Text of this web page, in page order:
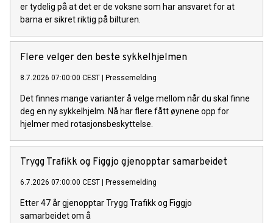
er tydelig på at det er de voksne som har ansvaret for at
barna er sikret riktig på bilturen.
Flere velger den beste sykkelhjelmen
8.7.2026 07:00:00 CEST Pressemelding
Det finnes mange varianter å velge mellom når du skal finne
deg en ny sykkelhjelm. Nå har flere fått øynene opp for
hjelmer med rotasjonsbeskyttelse.
Trygg Trafikk og Figgjo gjenopptar samarbeidet
6.7.2026 07:00:00 CEST Pressemelding
Etter 47 år gjenopptar Trygg Trafikk og Figgjo
samarbeidet om å